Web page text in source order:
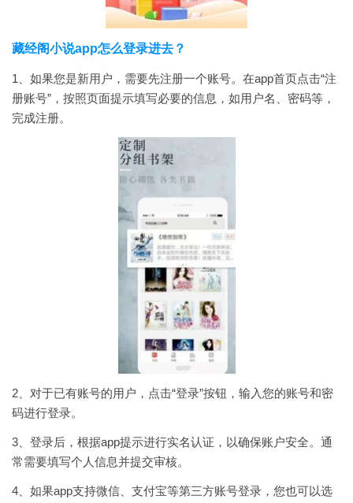
藏经阁小说app怎么登录进去？
1、如果您是新用户，需要先注册一个账号。在app首页点击“注
册账号”，按照页面提示填写必要的信息，如用户名、密码等，
完成注册。
2、对于已有账号的用户，点击“登录”按钮，输入您的账号和密
码进行登录。
3、登录后，根据app提示进行实名认证，以确保账户安全。通
常需要填写个人信息并提交审核。
4、如果app支持微信、支付宝等第三方账号登录，您也可以选